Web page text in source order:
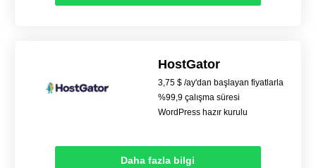
HostGator
3,75 $ /ay'dan başlayan fiyatlarla
%99,9 çalışma süresi
WordPress hazır kurulu
Daha fazla bilgi